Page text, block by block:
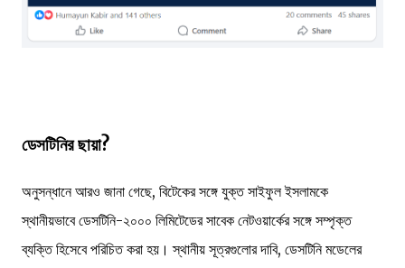
ডেসটিনির ছায়া?
অনুসন্ধানে আরও জানা গেছে, বিটেকের সঙ্গে যুক্ত সাইফুল ইসলামকে
স্থানীয়ভাবে ডেসটিনি-২০০০ লিমিটেডের সাবেক নেটওয়ার্কের সঙ্গে সম্পৃক্ত
ব্যক্তি হিসেবে পরিচিত করা হয়। স্থানীয় সূত্রগুলোর দাবি, ডেসটিনি মডেলের